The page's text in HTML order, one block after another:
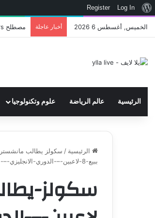
نبذة
ووردبريس
Log In
Register
الخميس, أغسطس 6 2026 أخبار عاجلة اتحاد WWE يسجل ثلاث علامات تجارية تتعلق في الألعاب..هل هناك إعلان قريب! – العاب – يلا لايف – يلا لايف
الرئيسية عالم الرياضة علوم وتكنولوجيا
الرئيسية / سكولز يطالب مانشستر يونايتد ببيع 8 لاعبين –
ببيع-8-لاعبين-–-الدوري-الانجليزي-–-عالم-الرياضة